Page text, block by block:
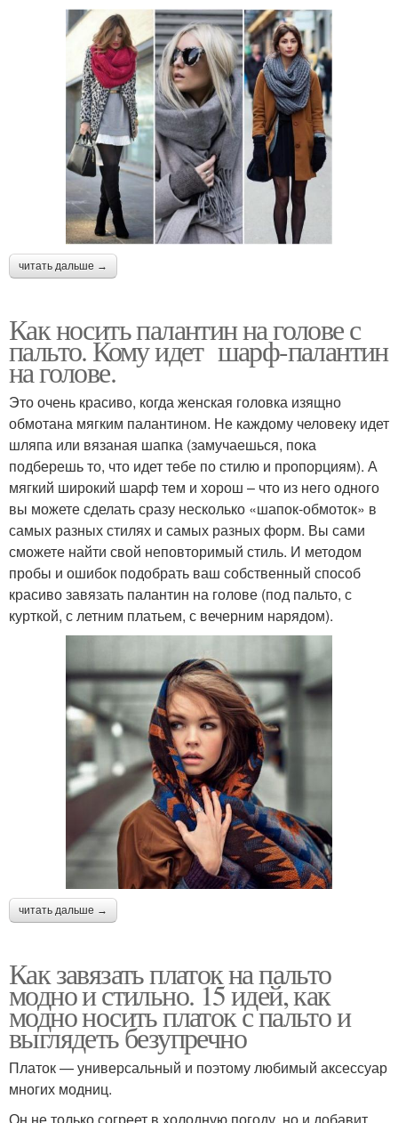
читать дальше →
Как носить палантин на голове с
пальто. Кому идет шарф-палантин
на голове.
Это очень красиво, когда женская головка изящно
обмотана мягким палантином. Не каждому человеку идет
шляпа или вязаная шапка (замучаешься, пока
подберешь то, что идет тебе по стилю и пропорциям). А
мягкий широкий шарф тем и хорош – что из него одного
вы можете сделать сразу несколько «шапок-обмоток» в
самых разных стилях и самых разных форм. Вы сами
сможете найти свой неповторимый стиль. И методом
пробы и ошибок подобрать ваш собственный способ
красиво завязать палантин на голове (под пальто, с
курткой, с летним платьем, с вечерним нарядом).
читать дальше →
Как завязать платок на пальто
модно и стильно. 15 идей, как
модно носить платок с пальто и
выглядеть безупречно
Платок — универсальный и поэтому любимый аксессуар
многих модниц.
Он не только согреет в холодную погоду, но и добавит